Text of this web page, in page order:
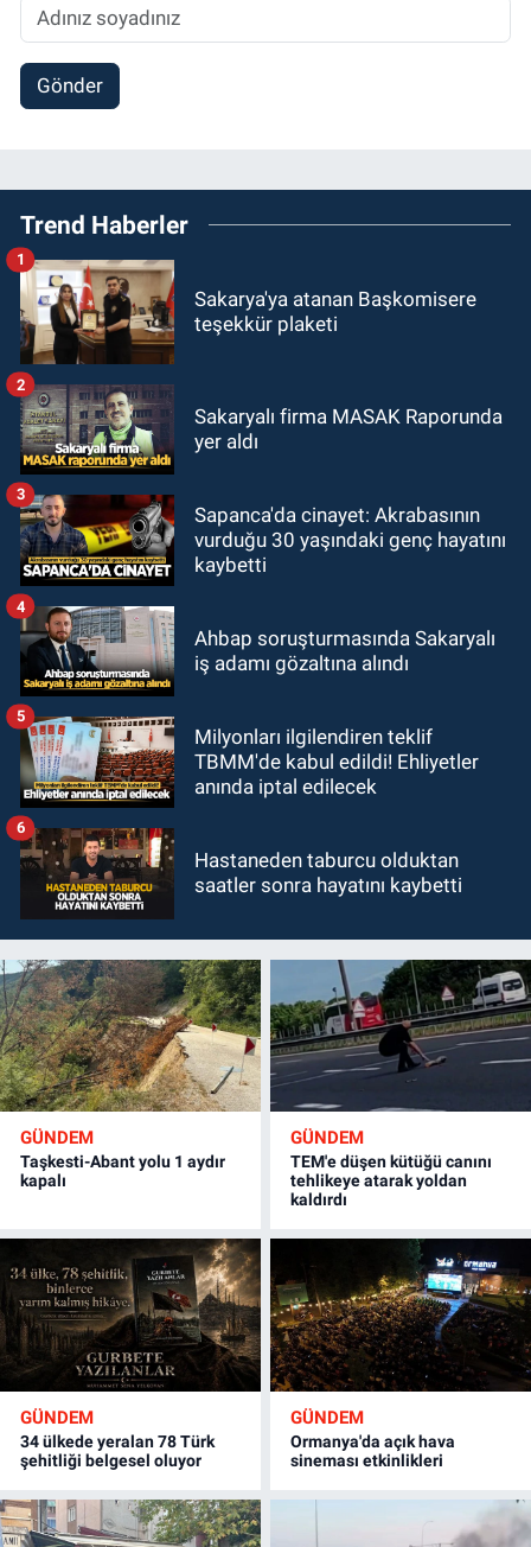
Gönder
Trend Haberler
Sakarya'ya atanan Başkomisere
teşekkür plaketi
1
Sakaryalı firma MASAK Raporunda
yer aldı
2
Sapanca'da cinayet: Akrabasının
vurduğu 30 yaşındaki genç hayatını
kaybetti
3
Ahbap soruşturmasında Sakaryalı
iş adamı gözaltına alındı
4
Milyonları ilgilendiren teklif
TBMM'de kabul edildi! Ehliyetler
anında iptal edilecek
5
Hastaneden taburcu olduktan
saatler sonra hayatını kaybetti
6
GÜNDEM
Taşkesti-Abant yolu 1 aydır
kapalı
GÜNDEM
TEM'e düşen kütüğü canını
tehlikeye atarak yoldan
kaldırdı
GÜNDEM
34 ülkede yeralan 78 Türk
şehitliği belgesel oluyor
GÜNDEM
Ormanya'da açık hava
sineması etkinlikleri